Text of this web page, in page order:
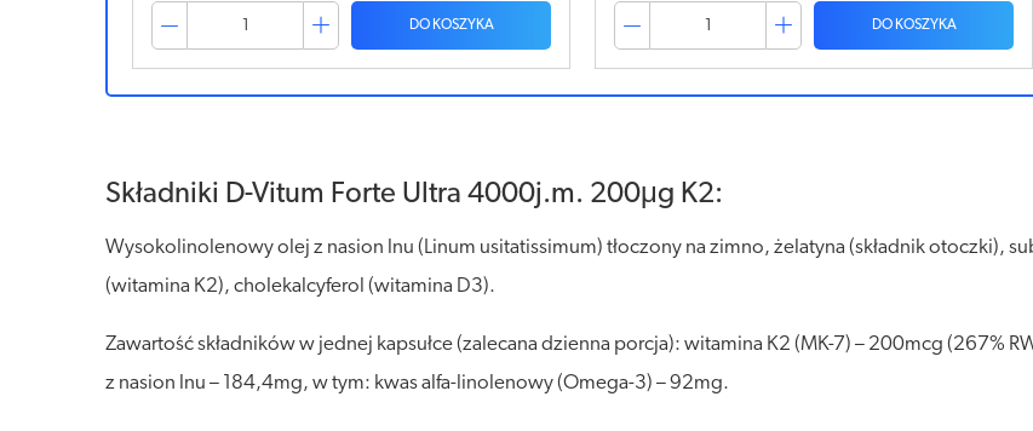
DO KOSZYKA DO KOSZYKA
Składniki D-Vitum Forte Ultra 4000j.m. 200μg K2:
Wysokolinolenowy olej z nasion lnu (Linum usitatissimum) tłoczony na zimno, żelatyna (składnik otoczki),
(witamina K2), cholekalcyferol (witamina D3).
Zawartość składników w jednej kapsułce (zalecana dzienna porcja): witamina K2 (MK-7) – 200mcg (267%
z nasion lnu – 184,4mg, w tym: kwas alfa-linolenowy (Omega-3) – 92mg.